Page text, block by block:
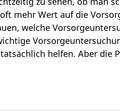
mehr Wert auf die
welche
helfen. Aber die